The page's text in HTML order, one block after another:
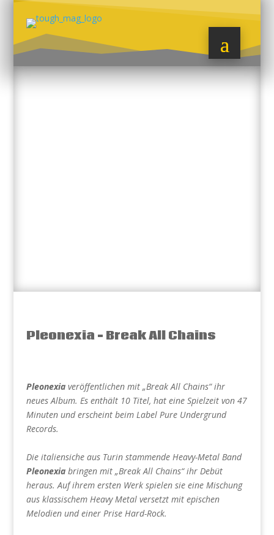
Pleonexia – Break All Chains
Pleonexia veröffentlichen mit „Break All Chains“ ihr
neues Album. Es enthält 10 Titel, hat eine Spielzeit von 47
Minuten und erscheint beim Label Pure Undergrund
Records.
Die italiensiche aus Turin stammende Heavy-Metal Band
Pleonexiabringen mit „Break All Chains“ ihr Debüt
heraus. Auf ihrem ersten Werk spielen sie eine Mischung
aus klassischem Heavy Metal versetzt mit epischen
Melodien und einer Prise Hard-Rock.